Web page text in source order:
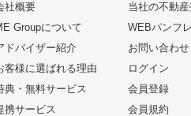
社概要
Groupについて
ドバイザー紹介
客様に選ばれる理由
典・無料サービス
携サービス
当社の不動
WEBパンフ
お問い合わせ
ログイン
会員登録
会員規約